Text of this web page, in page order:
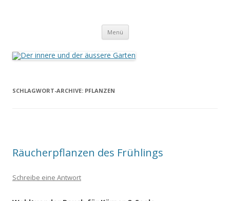
Menü Zum
springen
SCHLAGWORT-ARCHIVE: PFLANZEN
Räucherpflanzen des Frühlings
Schreibe eine Antwort